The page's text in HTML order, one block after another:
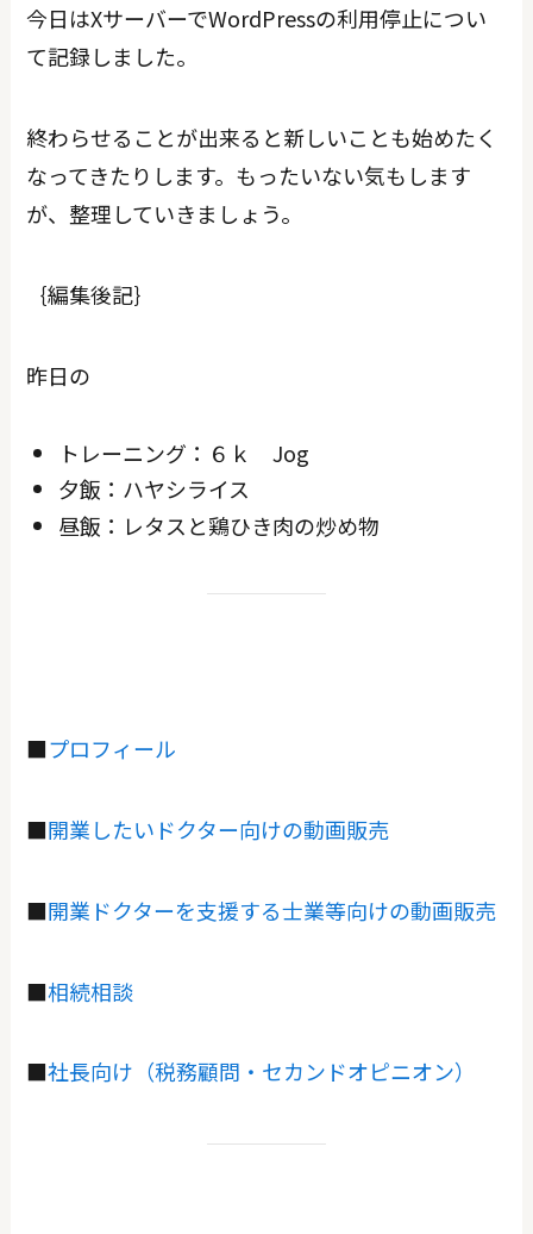
今日はXサーバーでWordPressの利用停止につい
て記録しました。
終わらせることが出来ると新しいことも始めたく
なってきたりします。もったいない気もします
が、整理していきましょう。
｛編集後記｝
昨日の
トレーニング：６ｋ Jog
夕飯：ハヤシライス
昼飯：レタスと鶏ひき肉の炒め物
■プロフィール
■開業したいドクター向けの動画販売
■開業ドクターを支援する士業等向けの動画販売
■相続相談
■社長向け（税務顧問・セカンドオピニオン）